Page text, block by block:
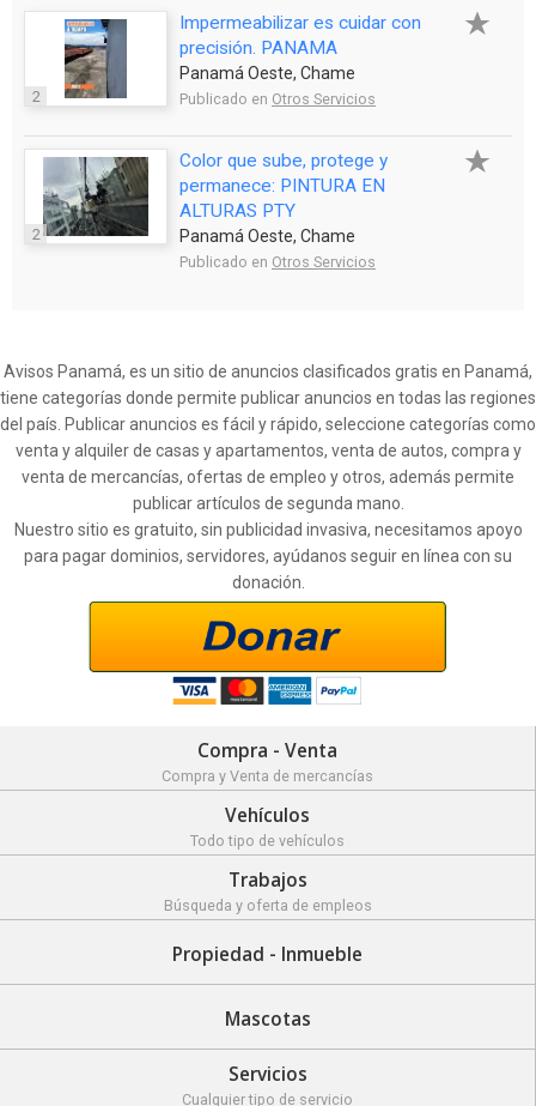
2
Impermeabilizar es cuidar con
precisión. PANAMA
Panamá Oeste, Chame
Publicado en Otros Servicios
2
Color que sube, protege y
permanece: PINTURA EN
ALTURAS PTY
Panamá Oeste, Chame
Publicado en Otros Servicios
Avisos Panamá, es un sitio de anuncios clasificados gratis en Panamá,
tiene categorías donde permite publicar anuncios en todas las regiones
del país. Publicar anuncios es fácil y rápido, seleccione categorías como
venta y alquiler de casas y apartamentos, venta de autos, compra y
venta de mercancías, ofertas de empleo y otros, además permite
publicar artículos de segunda mano.
Nuestro sitio es gratuito, sin publicidad invasiva, necesitamos apoyo
para pagar dominios, servidores, ayúdanos seguir en línea con su
donación.
Compra - Venta
Compra y Venta de mercancías
Vehículos
Todo tipo de vehículos
Trabajos
Búsqueda y oferta de empleos
Propiedad - Inmueble
Mascotas
Servicios
Cualquier tipo de servicio